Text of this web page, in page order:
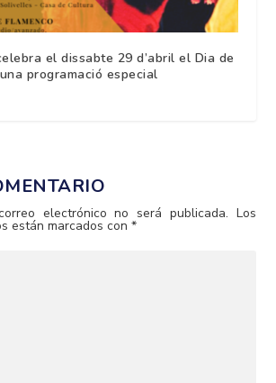
el dissabte 29 d’abril el Dia de
programació especial
electrónico no será publicada. Los
están marcados con*